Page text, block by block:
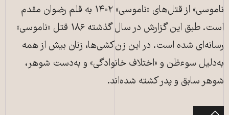
ناموسی» از قتل‌های «ناموسی» ۱۴۰۲ به قلم رضوان مقدم
است. طبق این گزارش در سال گذشته ۱۸۶ قتل «ناموسی»
رسانه‌ای شده است. در این زن‌کشی‌ها، زنان بیش از همه
به‌دلیل سوءظن و «اختلاف خانوادگی» و به‌دست شوهر،
شوهر سابق و پدر کشته شده‌اند.